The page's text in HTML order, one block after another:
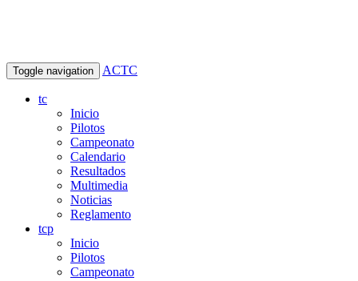
Toggle navigation ACTC
tc
Inicio
Pilotos
Campeonato
Calendario
Resultados
Multimedia
Noticias
Reglamento
tcp
Inicio
Pilotos
Campeonato